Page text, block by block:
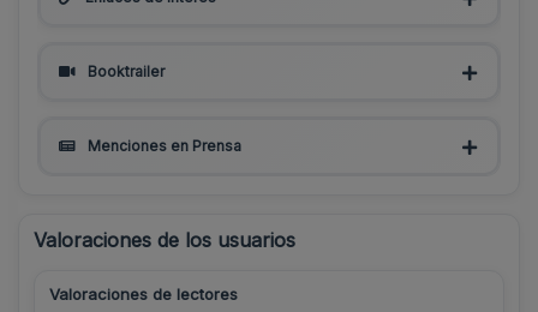
Booktrailer
Menciones en Prensa
Valoraciones de los usuarios
Valoraciones de lectores